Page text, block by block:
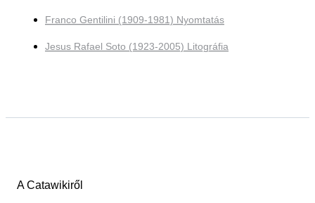
Franco Gentilini (1909-1981) Nyomtatás
Jesus Rafael Soto (1923-2005) Litográfia
A Catawikiről